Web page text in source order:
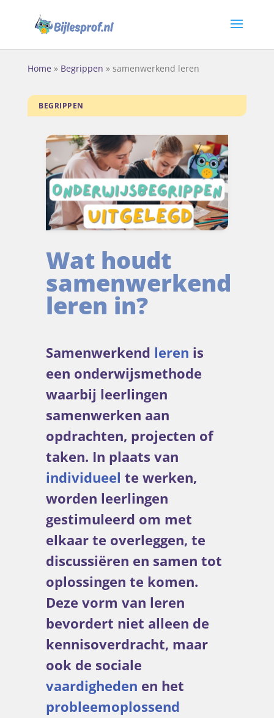
Home » Begrippen » samenwerkend leren
BEGRIPPEN
Wat houdt
samenwerkend
leren in?
Samenwerkend leren is
een onderwijsmethode
waarbij leerlingen
samenwerken aan
opdrachten, projecten of
taken. In plaats van
individueel te werken,
worden leerlingen
gestimuleerd om met
elkaar te overleggen, te
discussiëren en samen tot
oplossingen te komen.
Deze vorm van leren
bevordert niet alleen de
kennisoverdracht, maar
ook de sociale
vaardigheden en het
probleemoplossend